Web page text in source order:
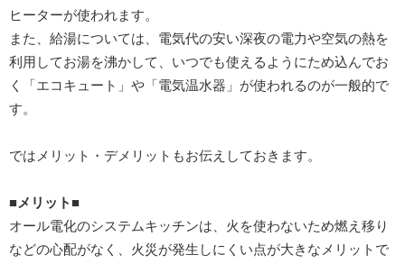
ヒーターが使われます。
また、給湯については、電気代の安い深夜の電力や空気の熱を
利用してお湯を沸かして、いつでも使えるようにため込んでお
く「エコキュート」や「電気温水器」が使われるのが一般的で
す。
ではメリット・デメリットもお伝えしておきます。
■メリット■
オール電化のシステムキッチンは、火を使わないため燃え移り
などの心配がなく、火災が発生しにくい点が大きなメリットで